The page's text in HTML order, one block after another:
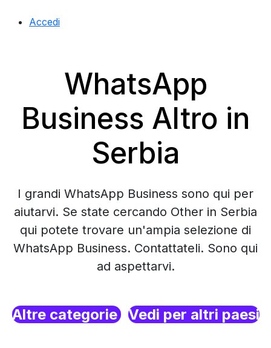
Accedi
WhatsApp
Business Altro in
Serbia
I grandi WhatsApp Business sono qui per
aiutarvi. Se state cercando Other in Serbia
qui potete trovare un'ampia selezione di
WhatsApp Business. Contattateli. Sono qui
ad aspettarvi.
Altre categorie Vedi per altri paesi